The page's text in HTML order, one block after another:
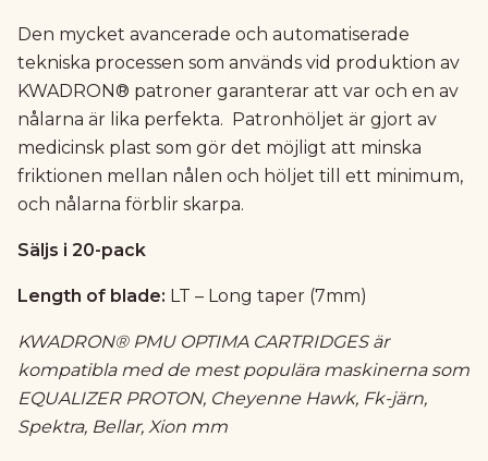
Den mycket avancerade och automatiserade
tekniska processen som används vid produktion av
KWADRON® patroner garanterar att var och en av
nålarna är lika perfekta. Patronhöljet är gjort av
medicinsk plast som gör det möjligt att minska
friktionen mellan nålen och höljet till ett minimum,
och nålarna förblir skarpa.
Säljs i 20-pack
Length of blade: LT – Long taper (7mm)
KWADRON® PMU OPTIMA CARTRIDGES är
kompatibla med de mest populära maskinerna som
EQUALIZER PROTON, Cheyenne Hawk, Fk-järn,
Spektra, Bellar, Xion mm